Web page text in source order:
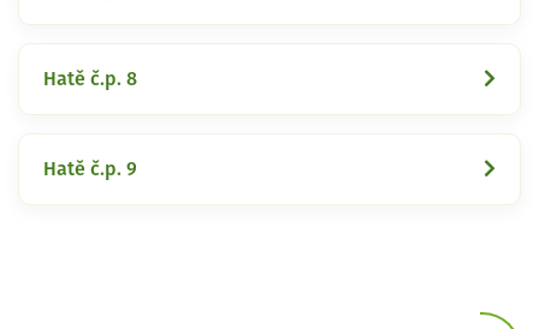
Hatě č.p. 8
Hatě č.p. 9